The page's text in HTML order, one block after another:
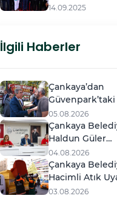
14.09.2025
İlgili Haberler
Çankaya’dan
Güvenpark’taki
Şehit Ailelerine
Ziyareti
05.08.2026
Çankaya
Haldun Güler
Başkanlığında
04.08.2026
Çankaya
Hacimli Atık
03.08.2026